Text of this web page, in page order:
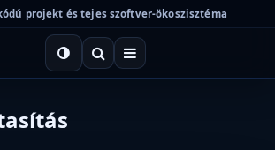
projekt és tejes szoftver-ökoszisztéma